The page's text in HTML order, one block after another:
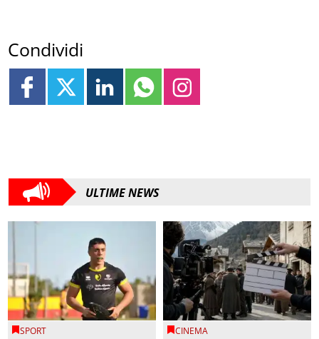
Condividi
ULTIME NEWS
SPORT CINEMA